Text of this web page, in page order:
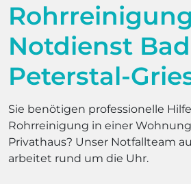
Rohrreinigung
Notdienst Bad
Peterstal-
Sie benötigen professionelle
Rohrreinigung in einer
Privathaus? Unser Notfallteam
arbeitet rund um die Uhr.